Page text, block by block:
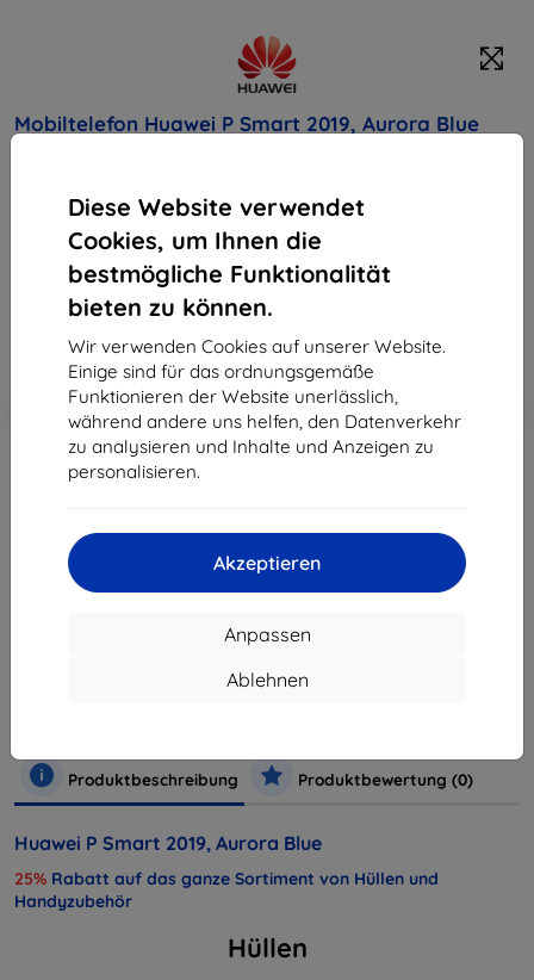
Diese Website verwendet
Cookies, um Ihnen die
bestmögliche Funktionalität
bieten zu können.
Wir verwenden Cookies auf unserer Website.
Einige sind für das ordnungsgemäße
Funktionieren der Website unerlässlich,
während andere uns helfen, den Datenverkehr
zu analysieren und Inhalte und Anzeigen zu
personalisieren.
Akzeptieren
Anpassen
Ablehnen
Mobiltelefon Huawei P Smart 2019, Aurora Blue
Rabatt
auf sämtliches Zubehör dafür!
Endpreis
181,90 €
163,71 €
-10%
Rabatt mit Gutschein
EXTRA10
Warenkorb
ausverkauft
Produktbeschreibung Produktbewertung (0)
Huawei P Smart 2019, Aurora Blue
25% Rabatt auf das ganze Sortiment von Hüllen und
Handyzubehör
Hüllen